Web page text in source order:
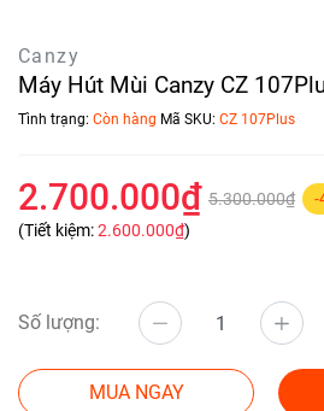
Canzy
Máy Hút Mùi Canzy CZ
Tình trạng: Còn hàng Mã SKU: CZ 107Plus
2.700.000₫ 5.300.000₫ -
(Tiết kiệm:2.600.000₫)
Số lượng:
MUA NGAY